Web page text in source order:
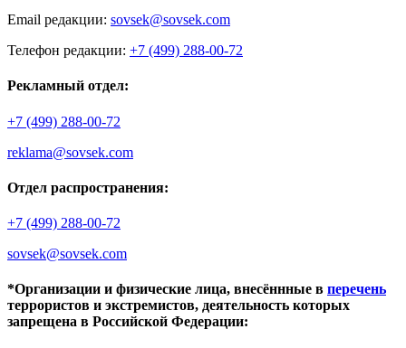
Email редакции: sovsek@sovsek.com
Телефон редакции: +7 (499) 288-00-72
Рекламный отдел:
+7 (499) 288-00-72
reklama@sovsek.com
Отдел распространения:
+7 (499) 288-00-72
sovsek@sovsek.com
*Организации и физические лица, внесённные в перечень
террористов и экстремистов, деятельность которых
запрещена в Российской Федерации: